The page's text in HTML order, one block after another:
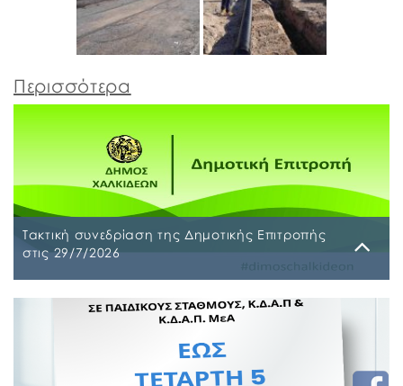
Περισσότερα
Τακτική συνεδρίαση της Δημοτικής Επιτροπής
στις 29/7/2026
Τακτική συνεδρίαση της Δημοτικής Επιτροπής θα
διεξαχθεί στο Δημοτικό Κατάστημα επί των οδών
Ληλαντίων και Μεγασθένους 34, την Τετάρτη 29
Ιουλίου 2026 και ώρα 10:00 π.μ., για συζήτηση και